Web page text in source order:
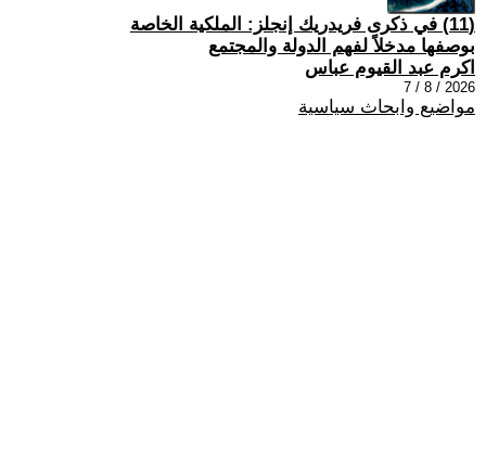
(11) في ذكرى فريدريك إنجلز: الملكية الخاصة
بوصفها مدخلاً لفهم الدولة والمجتمع
اكرم عبد القيوم عباس
2026 / 8 / 7
مواضيع وابحاث سياسية